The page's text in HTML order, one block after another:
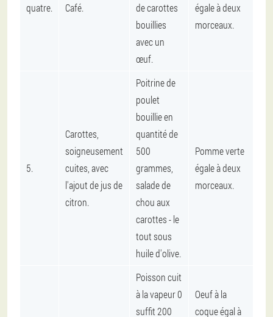
quatre. Café.
de carottes
bouillies
avec un
œuf.
égale à deux
morceaux.
5.
Carottes,
soigneusement
cuites, avec
l'ajout de jus de
citron.
Poitrine de
poulet
bouillie en
quantité de
500
grammes,
salade de
chou aux
carottes - le
tout sous
huile d'olive.
Pomme verte
égale à deux
morceaux.
Poisson cuit
à la vapeur 0
suffit 200
Oeuf à la
coque égal à